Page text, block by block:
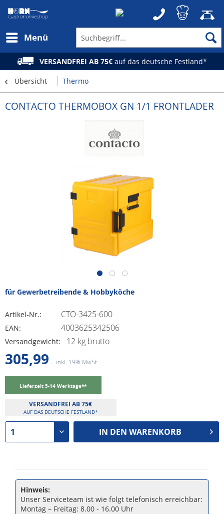
Menü
VERSANDFREI AB 75€ auf das deutsche Festland*
Übersicht Thermo
CONTACTO THERMOBOX GN 1/1 FRONTLADER
für Gewerbetreibende & Hobbyköche
Artikel-Nr.: CTO-3425-600
EAN: 4003625342506
Versandgewicht: 12 kg brutto
305,99 inkl. 19% MwSt.
VERSANDFREI AB 75€
AUF DAS DEUTSCHE FESTLAND*
Lieferzeit 5-14 Werktage**
IN DEN WARENKORB
Hinweis:
Unser Serviceteam ist wie folgt telefonisch erreichbar:
Montag – Freitag: 8.00 - 16.00 Uhr